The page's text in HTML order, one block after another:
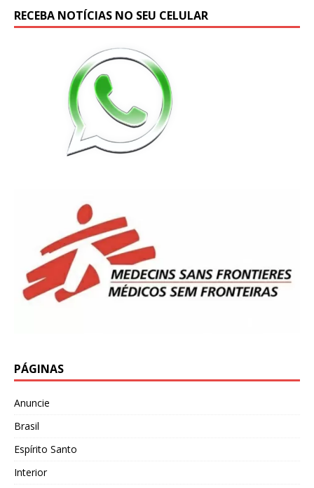
RECEBA NOTÍCIAS NO SEU CELULAR
PÁGINAS
Anuncie
Brasil
Espírito Santo
Interior